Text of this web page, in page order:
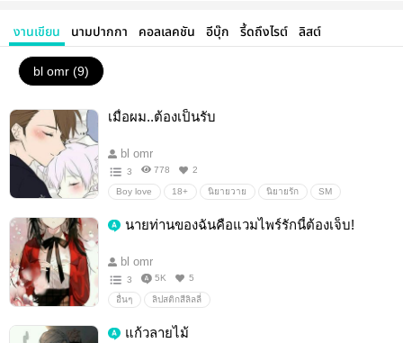
งานเขียน นามปากกา คอลเลคชัน อีบุ๊ก รี้ดถึงไรต์ ลิสต์
bl omr (9)
เมื่อผม..ต้องเป็นรับ
bl omr
3 778 2
Boy love 18+ นิยายวาย นิยายรัก SM
นายท่านของฉันคือแวมไพร์รักนี้ต้องเจ็บ!
bl omr
3 5K 5
อื่นๆ ลิปสติกสีลิลลี่
แก้วลายไม้